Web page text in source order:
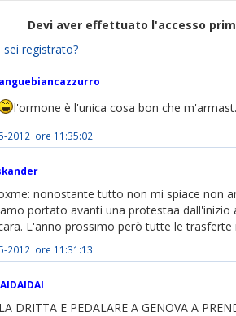
Devi aver effettuato l'accesso
sei registrato?
l'ormone è l'unica cosa bon che
2012 ore 11:35:02
nonostante tutto non mi spiace non
portato avanti una protestaa
L'anno prossimo però tutte le
2012 ore 11:31:13
DRITTA E PEDALARE A GENOVA A